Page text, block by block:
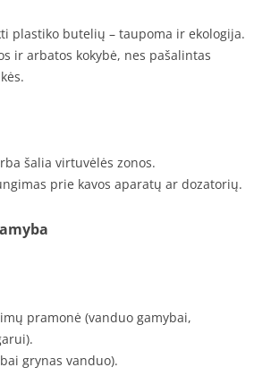
plastiko butelių – taupoma ir ekologija.
ir arbatos kokybė, nes pašalintas
šalia virtuvėlės zonos.
prie kavos aparatų ar dozatorių.
pramonė (vanduo gamybai,
grynas vanduo).